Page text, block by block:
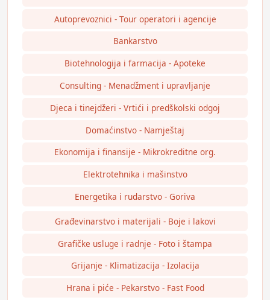
Autoprevoznici - Tour operatori i agencije
Bankarstvo
Biotehnologija i farmacija - Apoteke
Consulting - Menadžment i upravljanje
Djeca i tinejdžeri - Vrtići i predškolski odgoj
Domaćinstvo - Namještaj
Ekonomija i finansije - Mikrokreditne org.
Elektrotehnika i mašinstvo
Energetika i rudarstvo - Goriva
Građevinarstvo i materijali - Boje i lakovi
Grafičke usluge i radnje - Foto i štampa
Grijanje - Klimatizacija - Izolacija
Hrana i piće - Pekarstvo - Fast Food